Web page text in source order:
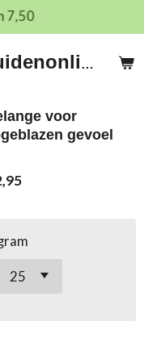
Medicinalekruidenonline.nl
7,50
voor
gevoel